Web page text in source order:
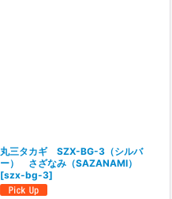
丸三タカギ SZX-BG-3（シルバ
ー） さざなみ（SAZANAMI）
[szx-bg-3]